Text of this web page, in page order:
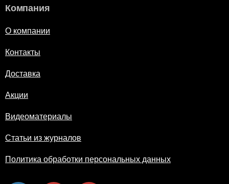
Компания
О компании
Контакты
Доставка
Акции
Видеоматериалы
Статьи из журналов
Политика обработки персональных данных